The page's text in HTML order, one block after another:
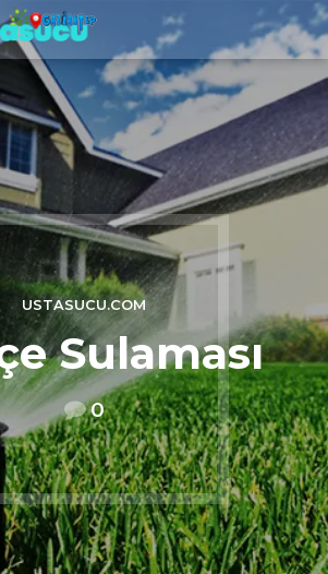
USTASUCU.COM
Sulaması
0